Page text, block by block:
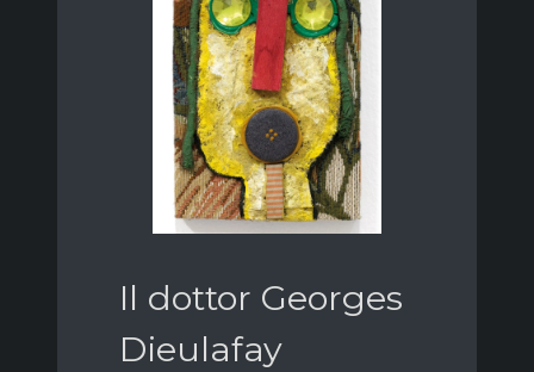
Il dottor Georges
Dieulafay